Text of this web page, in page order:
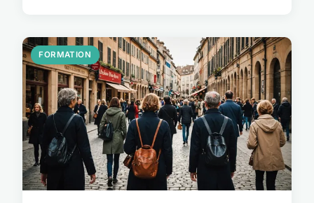
FORMATION